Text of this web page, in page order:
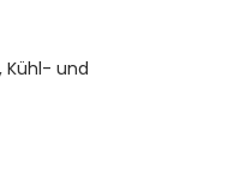
Kühl- und